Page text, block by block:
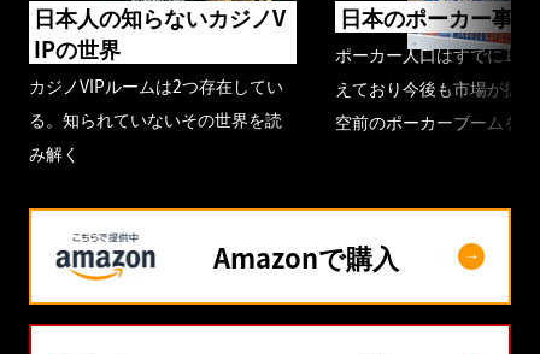
日本人の知らないカジノV
IPの世界
カジノVIPルームは2つ存在してい
る。知られていないその世界を読
み解く
日本のポーカー事情
ポーカー人口はすでに100
えており今後も市場が拡
空前のポーカーブームを
Amazonで購入